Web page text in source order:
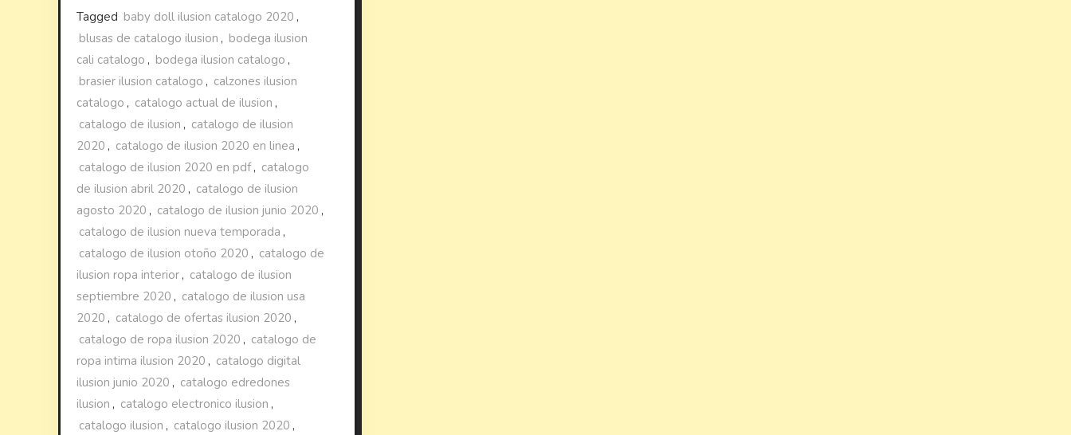
Tagged baby doll ilusion catalogo 2020 ,
blusas de catalogo ilusion , bodega ilusion
cali catalogo , bodega ilusion catalogo ,
brasier ilusion catalogo , calzones ilusion
catalogo , catalogo actual de ilusion ,
catalogo de ilusion , catalogo de ilusion
2020 , catalogo de ilusion 2020 en linea ,
catalogo de ilusion 2020 en pdf, catalogo
de ilusion abril 2020 , catalogo de ilusion
agosto 2020 , catalogo de ilusion junio 2020 ,
catalogo de ilusion nueva temporada ,
catalogo de ilusion otoño 2020 , catalogo de
ilusion ropa interior , catalogo de ilusion
septiembre 2020 , catalogo de ilusion usa
2020 , catalogo de ofertas ilusion 2020 ,
catalogo de ropa ilusion 2020 , catalogo de
ropa intima ilusion 2020 , catalogo digital
ilusion junio 2020 , catalogo edredones
ilusion , catalogo electronico ilusion ,
catalogo ilusion , catalogo ilusion 2020 ,